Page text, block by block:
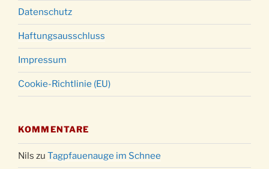
Datenschutz
Haftungsausschluss
Impressum
Cookie-Richtlinie (EU)
KOMMENTARE
Nils zu Tagpfauenauge im Schnee